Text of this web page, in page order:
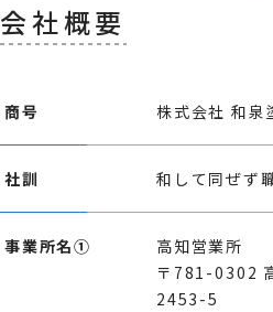
会社概要
商号 株式会社 和泉
社訓 和して同ぜず
事業所名①
高知営業所
〒781-0302
2453-5